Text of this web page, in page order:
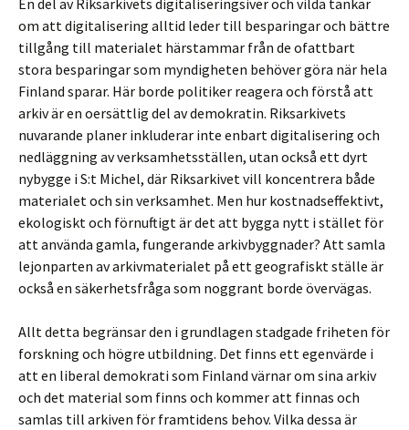
En del av Riksarkivets digitaliseringsiver och vilda tankar
om att digitalisering alltid leder till besparingar och bättre
tillgång till materialet härstammar från de ofattbart
stora besparingar som myndigheten behöver göra när hela
Finland sparar. Här borde politiker reagera och förstå att
arkiv är en oersättlig del av demokratin. Riksarkivets
nuvarande planer inkluderar inte enbart digitalisering och
nedläggning av verksamhetsställen, utan också ett dyrt
nybygge i S:t Michel, där Riksarkivet vill koncentrera både
materialet och sin verksamhet. Men hur kostnadseffektivt,
ekologiskt och förnuftigt är det att bygga nytt i stället för
att använda gamla, fungerande arkivbyggnader? Att samla
lejonparten av arkivmaterialet på ett geografiskt ställe är
också en säkerhetsfråga som noggrant borde övervägas.
Allt detta begränsar den i grundlagen stadgade friheten för
forskning och högre utbildning. Det finns ett egenvärde i
att en liberal demokrati som Finland värnar om sina arkiv
och det material som finns och kommer att finnas och
samlas till arkiven för framtidens behov. Vilka dessa är